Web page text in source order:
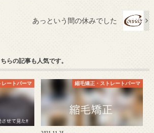
あっという間の休みでした
らの記事も人気です。
レートパーマ 縮毛矯正・ストレートパーマ